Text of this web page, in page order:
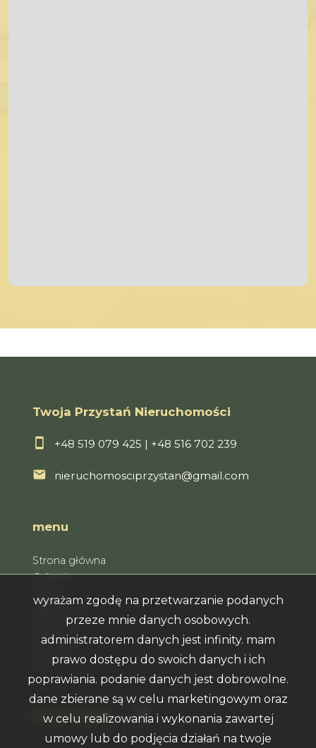
Twoja Przystań Nieruchomości
+48 519 079 425 | +48 516 702 239
nieruchomosciprzystan@gmail.com
menu
Strona główna
O firmie
Oferty
Ulubione
Kontakt
Rodo
social media Facebook
wyrażam zgodę na przetwarzanie podanych
przeze mnie danych osobowych.
administratorem danych jest infinity. mam
prawo dostępu do swoich danych i ich
poprawiania. podanie danych jest dobrowolne.
dane zbierane są w celu marketingowym oraz
w celu realizowania i wykonania zawartej
umowy lub do podjęcia działań na twoje